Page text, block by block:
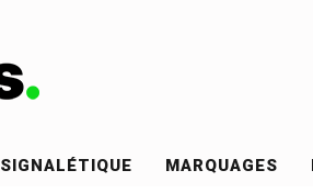
SIGNALÉTIQUE MARQUAGES